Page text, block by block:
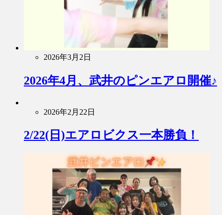
2026年3月2日
2026年4月、武井のピンエアロ開催♪
2026年2月22日
2/22(日)エアロビクス一本勝負！